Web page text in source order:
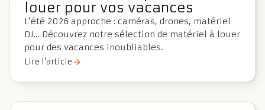
louer pour vos vacances
L’été 2026 approche : caméras, drones, matériel
DJ… Découvrez notre sélection de matériel à louer
pour des vacances inoubliables.
Lire l’article